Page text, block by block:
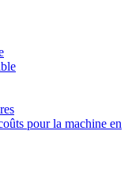
pour la machine en